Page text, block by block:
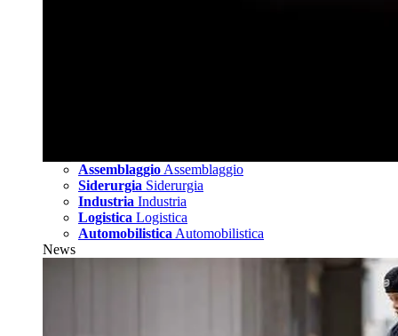
Assemblaggio Assemblaggio
Siderurgia Siderurgia
Industria Industria
Logistica Logistica
Automobilistica Automobilistica
News